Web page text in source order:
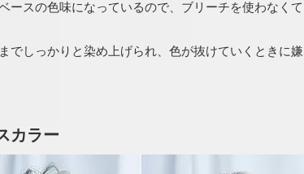
ースの色味になっているので、ブリーチを使わなく
でしっかりと染め上げられ、色が抜けていくときに嫌
カラー